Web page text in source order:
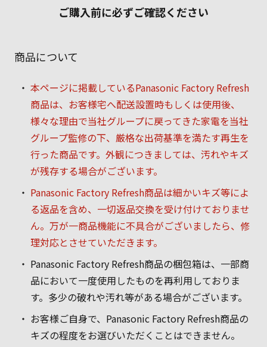
ご購入前に必ずご確認ください
商品について
本ページに掲載しているPanasonic Factory Refresh
商品は、お客様宅へ配送設置時もしくは使用後、
様々な理由で当社グループに戻ってきた家電を当社
グループ監修の下、厳格な出荷基準を満たす再生を
行った商品です。外観につきましては、汚れやキズ
が残存する場合がございます。
Panasonic Factory Refresh商品は細かいキズ等によ
る返品を含め、一切返品交換を受け付けておりませ
ん。万が一商品機能に不具合がございましたら、修
理対応とさせていただきます。
Panasonic Factory Refresh商品の梱包箱は、一部商
品において一度使用したものを再利用しておりま
す。多少の破れや汚れ等がある場合がございます。
お客様ご自身で、Panasonic Factory Refresh商品の
キズの程度をお選びいただくことはできません。